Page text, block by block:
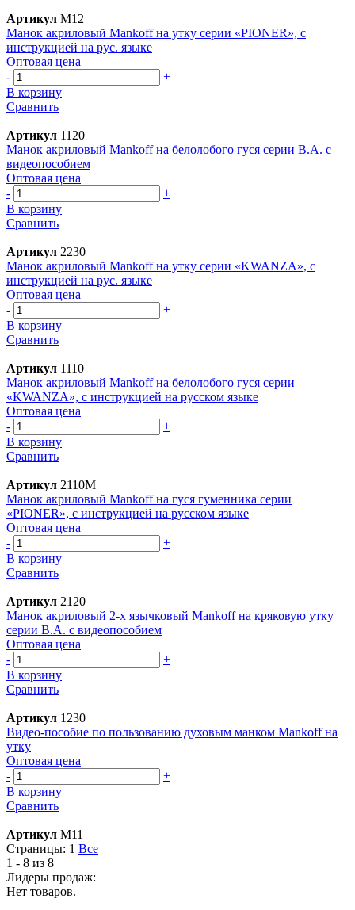
Артикул М12
Манок акриловый Mankoff на утку серии «PIONER», с
инструкцией на рус. языке
Оптовая цена
-
+
В корзину
Сравнить
Артикул 1120
Манок акриловый Mankoff на белолобого гуся серии В.А. с
видеопособием
Оптовая цена
-
+
В корзину
Сравнить
Артикул 2230
Манок акриловый Mankoff на утку серии «KWANZA», с
инструкцией на рус. языке
Оптовая цена
-
+
В корзину
Сравнить
Артикул 1110
Манок акриловый Mankoff на белолобого гуся серии
«KWANZA», с инструкцией на русском языке
Оптовая цена
-
+
В корзину
Сравнить
Артикул 2110M
Манок акриловый Mankoff на гуся гуменника серии
«PIONER», с инструкцией на русском языке
Оптовая цена
-
+
В корзину
Сравнить
Артикул 2120
Манок акриловый 2-х язычковый Mankoff на кряковую утку
серии В.А. с видеопособием
Оптовая цена
-
+
В корзину
Сравнить
Артикул 1230
Видео-пособие по пользованию духовым манком Mankoff на
утку
Оптовая цена
-
+
В корзину
Сравнить
Артикул М11
Страницы: 1 Все
1 - 8 из 8
Лидеры продаж:
Нет товаров.